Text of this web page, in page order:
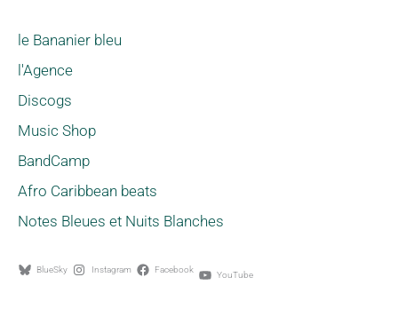
le Bananier bleu
l'Agence
Discogs
Music Shop
BandCamp
Afro Caribbean beats
Notes Bleues et Nuits Blanches
BlueSky Instagram Facebook YouTube